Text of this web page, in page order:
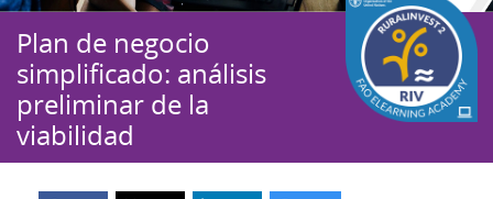
Plan de negocio
simplificado: análisis
preliminar de la
viabilidad